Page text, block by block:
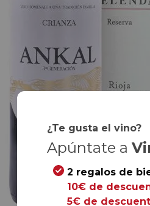
¿Te gusta el vino?
Apúntate a
2 regalos de
10€ de
5€ de